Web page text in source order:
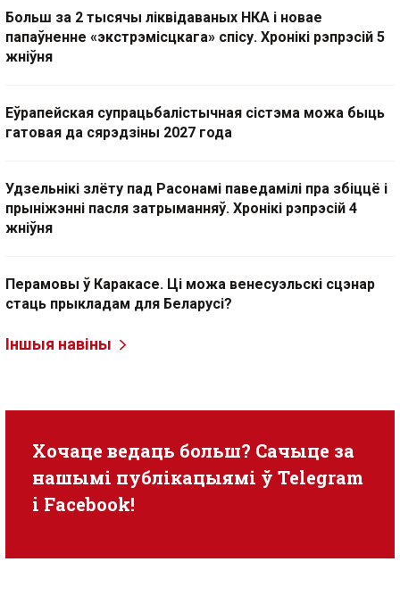
Больш за 2 тысячы ліквідаваных НКА і новае
папаўненне «экстрэмісцкага» спісу. Хронікі рэпрэсій 5
жніўня
Еўрапейская супрацьбалістычная сістэма можа быць
гатовая да сярэдзіны 2027 года
Удзельнікі злёту пад Расонамі паведамілі пра збіццё і
прыніжэнні пасля затрыманняў. Хронікі рэпрэсій 4
жніўня
Перамовы ў Каракасе. Ці можа венесуэльскі сцэнар
стаць прыкладам для Беларусі?
Іншыя навіны
Хочаце ведаць больш? Сачыце за
нашымі публікацыямі ў Telegram
i Facebook!